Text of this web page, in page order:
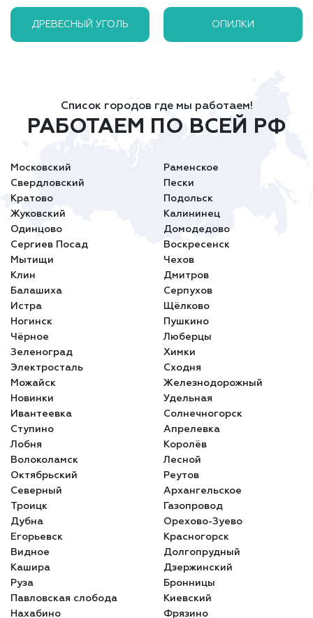
ДРЕВЕСНЫЙ УГОЛЬ ОПИЛКИ
Список городов где мы работаем!
РАБОТАЕМ ПО ВСЕЙ РФ
Московский
Раменское
Свердловский
Пески
Кратово
Подольск
Жуковский
Калининец
Одинцово
Домодедово
Сергиев Посад
Воскресенск
Мытищи
Чехов
Клин
Дмитров
Балашиха
Серпухов
Истра
Щёлково
Ногинск
Пушкино
Чёрное
Люберцы
Зеленоград
Химки
Электросталь
Сходня
Можайск
Железнодорожный
Новинки
Удельная
Ивантеевка
Солнечногорск
Ступино
Апрелевка
Лобня
Королёв
Волоколамск
Лесной
Октябрьский
Реутов
Северный
Архангельское
Троицк
Газопровод
Дубна
Орехово-Зуево
Егорьевск
Красногорск
Видное
Долгопрудный
Кашира
Дзержинский
Руза
Бронницы
Павловская слобода
Киевский
Нахабино
Фрязино